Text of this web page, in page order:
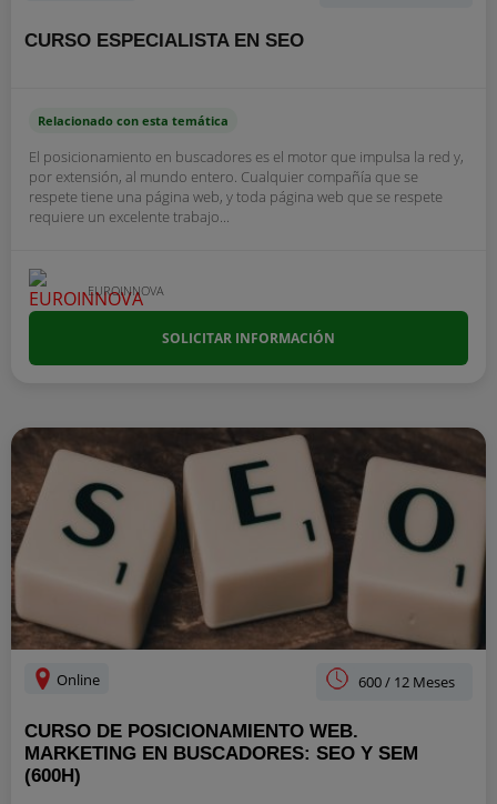
CURSO ESPECIALISTA EN SEO
Relacionado con esta temática
El posicionamiento en buscadores es el motor que impulsa la red y,
por extensión, al mundo entero. Cualquier compañía que se
respete tiene una página web, y toda página web que se respete
requiere un excelente trabajo...
EUROINNOVA
SOLICITAR INFORMACIÓN
Online 600 / 12 Meses
CURSO DE POSICIONAMIENTO WEB.
MARKETING EN BUSCADORES: SEO Y SEM
(600H)